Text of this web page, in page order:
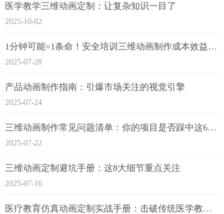
医学教学三维动画定制：让复杂知识一目了
2025-10-02
1分钟可能=1条命！安全培训三维动画制作成本效益深度拆解
2025-07-28
产品动画制作指南：引爆市场关注的视觉引擎
2025-07-24
三维动画制作常见问题清单：你的项目是否踩中这6大技术雷区？
2025-07-22
三维动画定制避坑手册：这8大细节重点关注
2025-07-16
医疗教育仿真动画定制实战手册：击破传统医学教育7大痛点